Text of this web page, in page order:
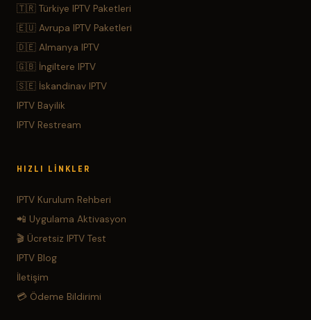
🇹🇷 Türkiye IPTV Paketleri
🇪🇺 Avrupa IPTV Paketleri
🇩🇪 Almanya IPTV
🇬🇧 İngiltere IPTV
🇸🇪 İskandinav IPTV
IPTV Bayilik
IPTV Restream
HIZLI LINKLER
IPTV Kurulum Rehberi
📲 Uygulama Aktivasyon
🎬 Ücretsiz IPTV Test
IPTV Blog
İletişim
💳 Ödeme Bildirimi